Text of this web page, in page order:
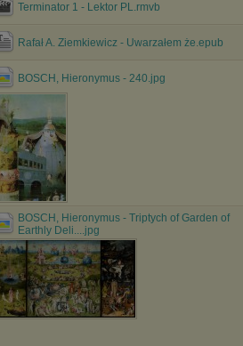
Terminator 1 - Lektor PL.rmvb
Rafał A. Ziemkiewicz - Uwarzałem że.epub
BOSCH, Hieronymus - 240.jpg
BOSCH, Hieronymus - Triptych of Garden of
Earthly Deli....jpg